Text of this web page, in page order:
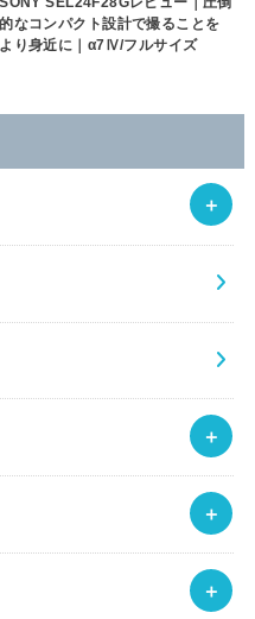
的なコンパクト設計で撮ることを
より身近に｜α7Ⅳ/フルサイズ